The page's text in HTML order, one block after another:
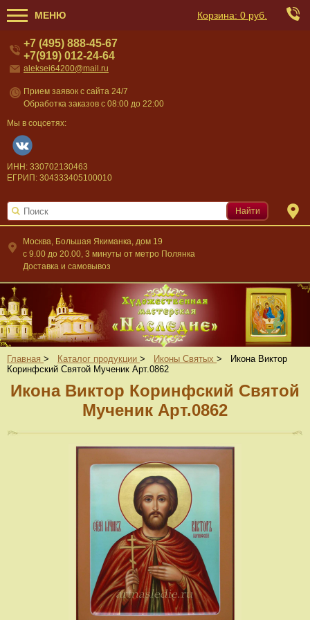
МЕНЮ Корзина: 0 руб.
Москва, Большая Якиманка, дом 19
c 9.00 до 20.00, 3 минуты от метро Полянка
Доставка и самовывоз
+7 (495) 888-45-67
+7(919) 012-24-64
aleksei64200@mail.ru
Прием заявок с сайта 24/7
Обработка заказов с 08:00 до 22:00
Мы в соцсетях:
ИНН: 330702130463
ЕГРИП: 304333405100010
Найти
Главная > Каталог продукции > Иконы Святых >
Икона Виктор
Коринфский Святой Мученик Арт.0862
Икона Виктор Коринфский Святой
Мученик Арт.0862